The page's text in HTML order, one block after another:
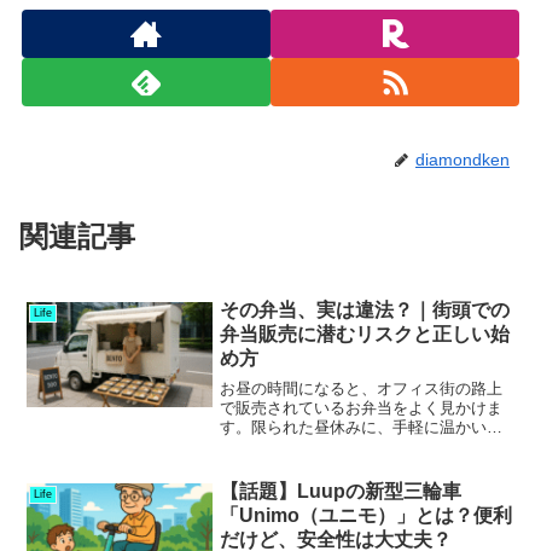
diamondken
関連記事
Life
その弁当、実は違法？｜街頭での
弁当販売に潜むリスクと正しい始
め方
お昼の時間になると、オフィス街の路上
で販売されているお弁当をよく見かけま
す。限られた昼休みに、手軽に温かい弁
「この弁当、ちゃんと許可を取って販売
しているのだろうか…？」実は...
Life
【話題】Luupの新型三輪車
「Unimo（ユニモ）」とは？便利
だけど、安全性は大丈夫？